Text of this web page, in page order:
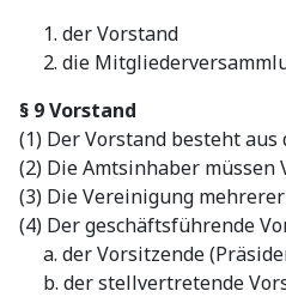
1. der Vorstand
2. die
§ 9 Vorstand
(1) Der Vorstand besteht
(2) Die Amtsinhaber
(3) Die Vereinigung
(4) Der geschäftsführende
a. der Vorsitzende
b. der stellvertretende